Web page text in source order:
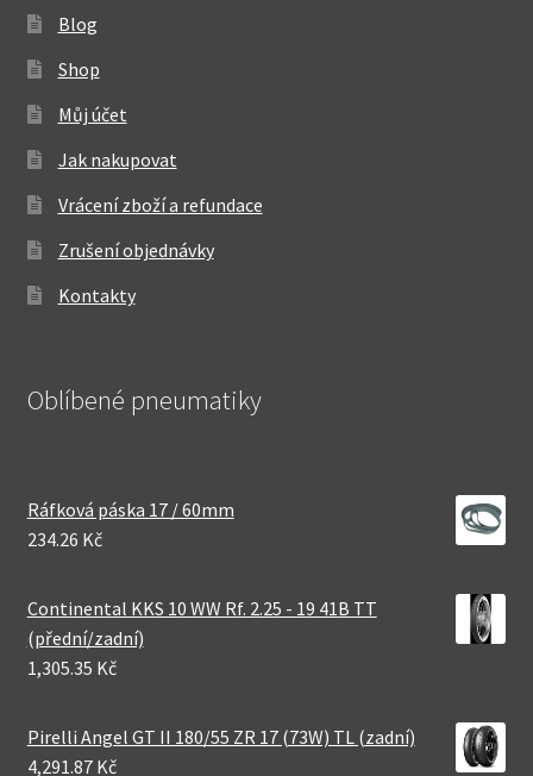
Blog
Shop
Můj účet
Jak nakupovat
Vrácení zboží a refundace
Zrušení objednávky
Kontakty
Oblíbené pneumatiky
Ráfková páska 17 / 60mm
234.26 Kč
Continental KKS 10 WW Rf. 2.25 - 19 41B TT
(přední/zadní)
1,305.35 Kč
Pirelli Angel GT II 180/55 ZR 17 (73W) TL (zadní)
4,291.87 Kč